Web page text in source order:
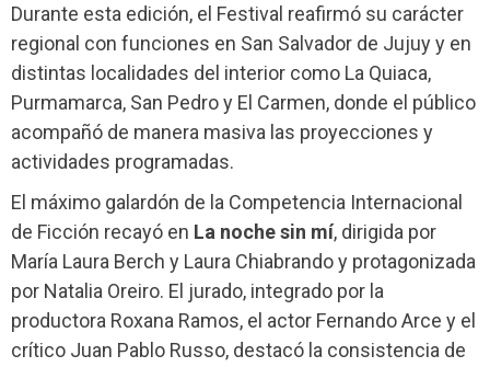
Durante esta edición, el Festival reafirmó su carácter
regional con funciones en San Salvador de Jujuy y en
distintas localidades del interior como La Quiaca,
Purmamarca, San Pedro y El Carmen, donde el público
acompañó de manera masiva las proyecciones y
actividades programadas.
El máximo galardón de la Competencia Internacional
de Ficción recayó en La noche sin mí, dirigida por
María Laura Berch y Laura Chiabrando y protagonizada
por Natalia Oreiro. El jurado, integrado por la
productora Roxana Ramos, el actor Fernando Arce y el
crítico Juan Pablo Russo, destacó la consistencia de